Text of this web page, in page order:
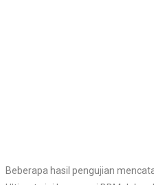
Beberapa hasil pengujian